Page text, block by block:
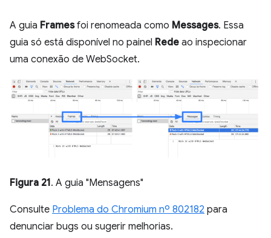
A guia Framesfoi renomeada como Messages. Essa
guia só está disponível no painel Rede ao inspecionar
uma conexão de WebSocket.
Figura 21. A guia "Mensagens"
Consulte Problema do Chromium nº 802182 para
denunciar bugs ou sugerir melhorias.